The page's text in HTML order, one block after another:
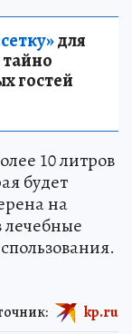
для
гостей
10 литров
будет
на
kp.ru